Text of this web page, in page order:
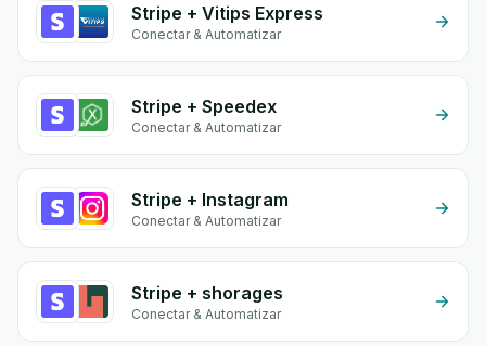
Stripe + Vitips Express
Conectar & Automatizar
Stripe + Speedex
Conectar & Automatizar
Stripe + Instagram
Conectar & Automatizar
Stripe + shorages
Conectar & Automatizar